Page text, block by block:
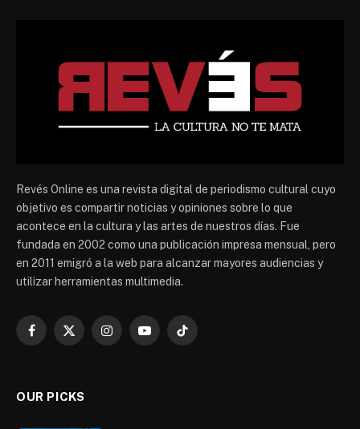
Revés Online es una revista digital de periodismo cultural cuyo
objetivo es compartir noticias y opiniones sobre lo que
acontece en la cultura y las artes de nuestros días. Fue
fundada en 2002 como una publicación impresa mensual, pero
en 2011 emigró a la web para alcanzar mayores audiencias y
utilizar herramientas multimedia.
Facebook
X
InstagramYouTubeTikTok
OUR PICKS